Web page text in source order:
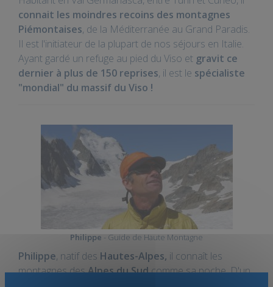
connait les moindres recoins des montagnes
Piémontaises, de la Méditerranée au Grand Paradis.
Il est l'initiateur de la plupart de nos séjours en Italie.
Ayant gardé un refuge au pied du Viso et gravit ce
dernier à plus de 150 reprises, il est le spécialiste
"mondial" du massif du Viso !
Philippe - Guide de Haute Montagne
Philippe, natif des Hautes-Alpes, il connaît les
montagnes desAlpes du Sudcomme sa poche. D'un